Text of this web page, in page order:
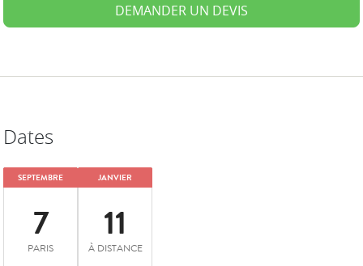
DEMANDER UN DEVIS
Dates
SEPTEMBRE
7
PARIS
JANVIER
11
À DISTANCE